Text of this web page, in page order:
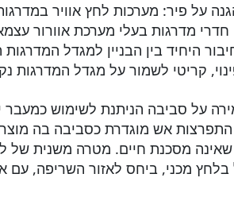
על פיר: מערכות לחץ אוויר
מדרגות בעלי מערכת אוורור
היחיד בין הבניין למגדל
קריטי לשמור על מגדל
על סביבה הניתנת לשימוש כמעבר
אש מוגדרת כסביבה בה
מסכנת חיים. מטרה משנית של
מכני, ביחס לאזור השריפה, עם